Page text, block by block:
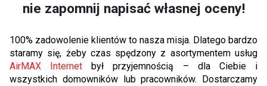
nie zapomnij napisać własnej oceny!
100% zadowolenie klientów to nasza misja. Dlatego bardzo
staramy się, żeby czas spędzony z asortymentem usług
AirMAX Internet był przyjemnością – dla Ciebie i
wszystkich domowników lub pracowników. Dostarczamy